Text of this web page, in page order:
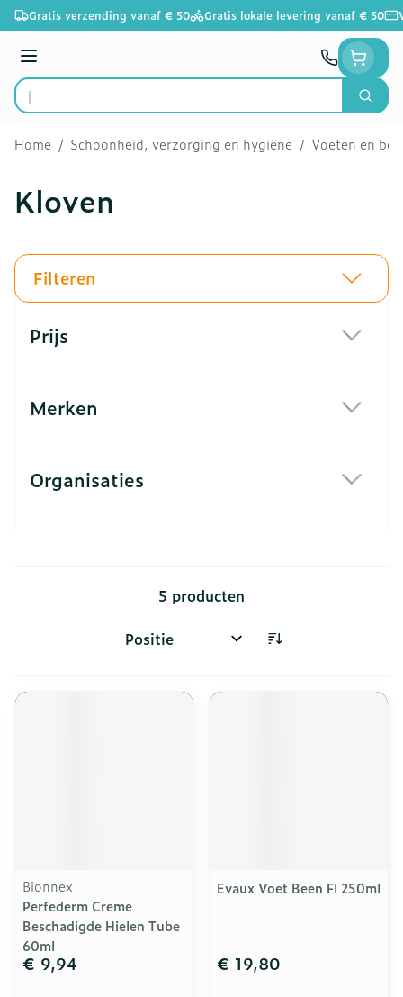
Ga naar de inhoud
Gratis verzending vanaf € 50 Gratis lokale levering vanaf € 50
Menu
Product, merk, categorie...
Zoek
Home / Schoonheid, verzorging en hygiëne / Voeten en
Kloven
Filteren
Prijs
Merken
Organisaties
5 producten
Sorteer op:
Bionnex
Perfederm Creme
Beschadigde Hielen Tube
60ml
€ 9,94
Evaux Voet Been Fl 250ml
€ 19,80